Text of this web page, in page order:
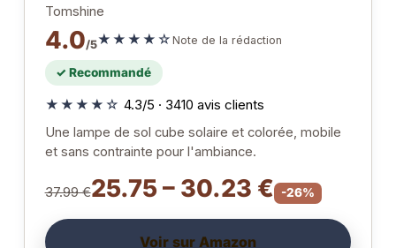
Tomshine
4.0/5★★★★☆ Note de la rédaction
✓ Recommandé
★★★★☆ 4.3/5 · 3410 avis clients
Une lampe de sol cube solaire et colorée, mobile
et sans contrainte pour l'ambiance.
37.99 €25.75 – 30.23 € -26%
Voir sur Amazon